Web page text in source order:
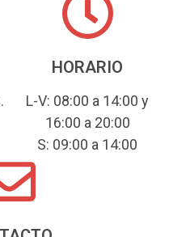
HORARIO
L-V: 08:00 a 14:00 y
16:00 a 20:00
S: 09:00 a 14:00